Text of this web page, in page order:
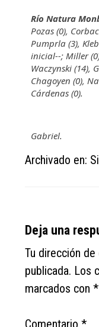
Río Natura
Pozas (0),
Pumprla (3),
inicial--; Miller
Waczynski (14),
Chagoyen (0),
Cárdenas (0).
Gabriel.
Archivado en:
Reader
Interactions
Deja una
Tu dirección
publicada. Los
marcados con*
Comentario*